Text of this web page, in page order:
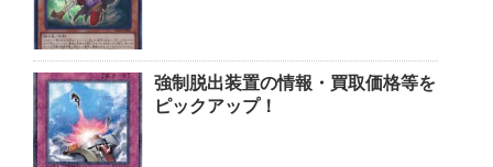
強制脱出装置の情報・買取価格等を
ピックアップ！